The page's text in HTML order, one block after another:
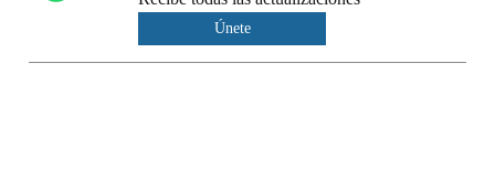
Únete